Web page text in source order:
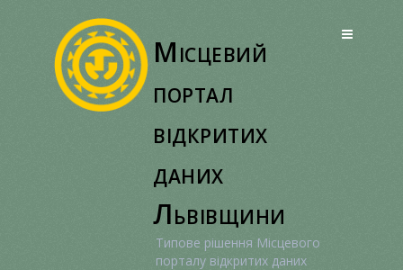
Місцевий
портал
відкритих
даних
Львівщини
Типове рішення Місцевого
порталу відкритих даних